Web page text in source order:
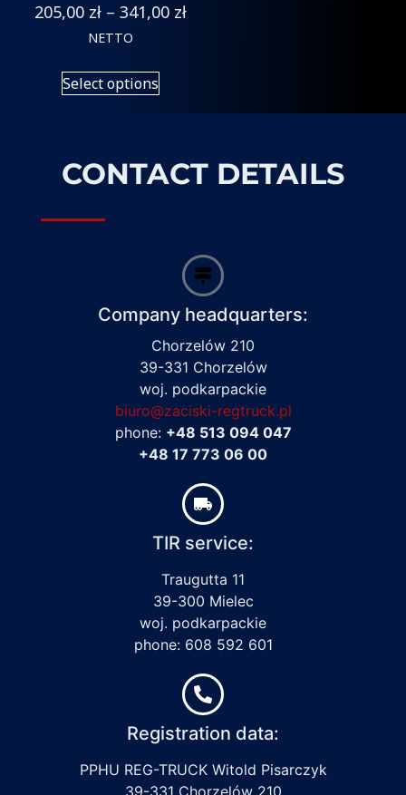
205,00 zł – 341,00 zł
NETTO
Select options
CONTACT DETAILS
Company headquarters:
Chorzelów 210
39-331 Chorzelów
woj. podkarpackie
biuro@zaciski-regtruck.pl
phone: +48 513 094 047
+48 17 773 06 00
TIR service:
Traugutta 11
39-300 Mielec
woj. podkarpackie
phone: 608 592 601
Registration data:
PPHU REG-TRUCK Witold Pisarczyk
39-331 Chorzelów 210